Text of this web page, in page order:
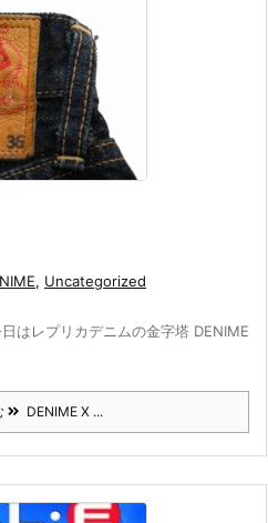
, Uncategorized
はレプリカデニムの金字塔 DENIME
DENIME X ...